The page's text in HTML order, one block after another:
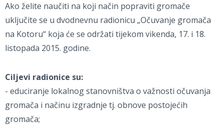
Ako želite naučiti na koji način popraviti gromače
uključite se u dvodnevnu radionicu „Očuvanje gromača
na Kotoru“ koja će se održati tijekom vikenda, 17. i 18.
listopada 2015. godine.
Ciljevi radionice su:
- educiranje lokalnog stanovništva o važnosti očuvanja
gromača i načinu izgradnje tj. obnove postojećih
gromača;